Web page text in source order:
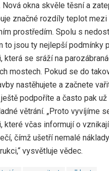
Nová okna skvěle těsní a
značné rozdíly teplot mezi
prostředím. Spolu s
to jsou ty nejlepší podmínky
která se sráží na
mostech. Pokud se do
nastěhujete a začnete
podpoříte a často pak už
větrání. „Proto vyvíjíme
které včas informují o
čímž ušetří nemalé
vysvětluje vědec.